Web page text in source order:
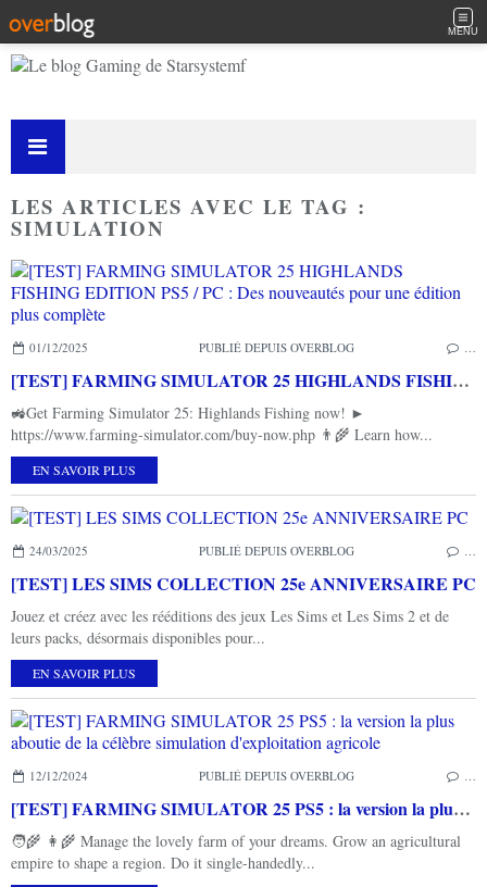
MENU
LES ARTICLES AVEC LE TAG :
SIMULATION
01/12/2025 PUBLIÉ DEPUIS OVERBLOG
[TEST] FARMING SIMULATOR 25 HIGHLANDS FISHING EDITION PS5 / PC : Des nouveautés pour une édition plus complète
🚜Get Farming Simulator 25: Highlands Fishing now! ►
https://www.farming-simulator.com/buy-now.php 👨‍🌾 Learn how...
EN SAVOIR PLUS
24/03/2025 PUBLIÉ DEPUIS OVERBLOG
[TEST] LES SIMS COLLECTION 25e ANNIVERSAIRE PC
Jouez et créez avec les rééditions des jeux Les Sims et Les Sims 2 et de
leurs packs, désormais disponibles pour...
EN SAVOIR PLUS
12/12/2024 PUBLIÉ DEPUIS OVERBLOG
[TEST] FARMING SIMULATOR 25 PS5 : la version la plus aboutie de la célèbre simulation d'exploitation agricole
🧑‍🌾 👩‍🌾 Manage the lovely farm of your dreams. Grow an agricultural
empire to shape a region. Do it single-handedly...